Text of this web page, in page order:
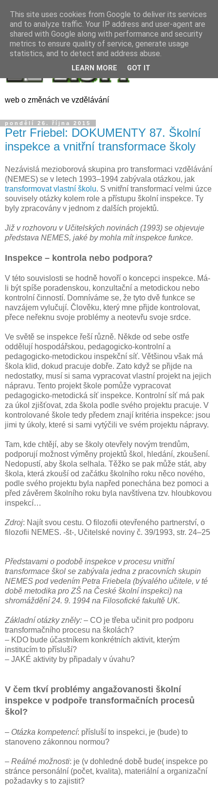
web o změnách ve vzdělávání
pondělí 26. října 2015
Petr Friebel: DOKUMENTY 87. Školní
inspekce a vnitřní transformace školy
Nezávislá mezioborová skupina pro transformaci vzdělávání
(NEMES) se v letech 1993–1994 zabývala otázkou, jak
transformovat vlastní školu. S vnitřní transformací velmi úzce
souvisely otázky kolem role a přístupu školní inspekce. Ty
byly zpracovány v jednom z dalších projektů.
Již v rozhovoru v Učitelských novinách (1993) se objevuje
představa NEMES, jaké by mohla mít inspekce funkce.
Inspekce – kontrola nebo podpora?
V této souvislosti se hodně hovoří o koncepci inspekce. Má-
li být spíše poradenskou, konzultační a metodickou nebo
kontrolní činností. Domníváme se, že tyto dvě funkce se
navzájem vylučují. Člověku, který mne přijde kontrolovat,
přece neřeknu svoje problémy a neotevřu svoje srdce.
Ve světě se inspekce řeší různě. Někde od sebe ostře
oddělují hospodářskou, pedagogicko-kontrolní a
pedagogicko-metodickou inspekční síť. Většinou však má
škola klid, dokud pracuje dobře. Zato když se přijde na
nedostatky, musí si sama vypracovat vlastní projekt na jejich
nápravu. Tento projekt škole pomůže vypracovat
pedagogicko-metodická síť inspekce. Kontrolní síť má pak
za úkol zjišťovat, zda škola podle svého projektu pracuje. V
kontrolované škole tedy předem znají kritéria inspekce: jsou
jimi ty úkoly, které si sami vytýčili ve svém projektu nápravy.
Tam, kde chtějí, aby se školy otevřely novým trendům,
podporují možnost výměny projektů škol, hledání, zkoušení.
Nedopustí, aby škola selhala. Těžko se pak může stát, aby
škola, která zkouší od začátku školního roku něco nového,
podle svého projektu byla napřed ponechána bez pomoci a
před závěrem školního roku byla navštívena tzv. hloubkovou
inspekcí…
Zdroj: Najít svou cestu. O filozofii otevřeného partnerství, o
filozofii NEMES. -št-, Učitelské noviny č. 39/1993, str. 24–25
Představami o podobě inspekce v procesu vnitřní
transformace škol se zabývala jedna z pracovních skupin
NEMES pod vedením Petra Friebela (bývalého učitele, v té
době metodika pro ZŠ na České školní inspekci) na
shromáždění 24. 9. 1994 na Filosofické fakultě UK.
Základní otázky zněly: – CO je třeba učinit pro podporu
transformačního procesu na školách?
– KDO bude účastníkem konkrétních aktivit, kterým
institucím to přísluší?
– JAKÉ aktivity by připadaly v úvahu?
V čem tkví problémy angažovanosti školní
inspekce v podpoře transformačních procesů
škol?
– Otázka kompetencí: přísluší to inspekci, je (bude) to
stanoveno zákonnou normou?
– Reálné možnosti: je (v dohledné době bude( inspekce po
stránce personální (počet, kvalita), materiální a organizační
požadavky s to zajistit?
This site uses cookies from Google to deliver its services
and to analyze traffic. Your IP address and user-agent are
shared with Google along with performance and security
metrics to ensure quality of service, generate usage
statistics, and to detect and address abuse.
LEARN MORE GOT IT